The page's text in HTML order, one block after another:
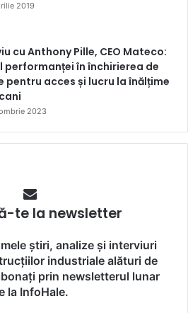
2019
cu Anthony Pille, CEO Mateco:
performanței în închirierea de
pentru acces și lucru la înălțime
2023
te la newsletter
știri, analize și interviuri
industriale alături de
prin newsletterul lunar
la InfoHale.